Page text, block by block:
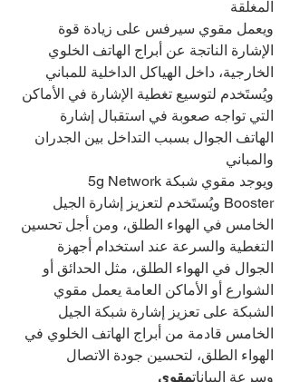
المغلقة
ويعمل مقوي سيرفس على زيادة قوة
الإشارة الناتجة عن أبراج الهاتف الخلوي
الخارجية، داخل الهياكل الداخلية للمباني
ويُستَخدم لتوسيع تغطية الإشارة في الأماكن
التي تواجه صعوبة في استقبال إشارة
الهاتف الجوال بسبب التداخل بين الجدران
والمباني
ويوجد مقوي شبكة5g Network
Booster ويُستَخدم لتعزيز إشارة الجيل
الخامس في الهواء الطلق، ومن أجل تحسين
التغطية والسرعة عند استخدام أجهزة
الجوال في الهواء الطلق، مثل الحدائق أو
الشوارع أو الأماكن العامة يعمل مقوي
الشبكة على تعزيز إشارة شبكة الجيل
الخامس قادمة من أبراج الهاتف الخلوي في
الهواء الطلق، لتحسين جودة الاتصال
وسرعة البياناتمقوي